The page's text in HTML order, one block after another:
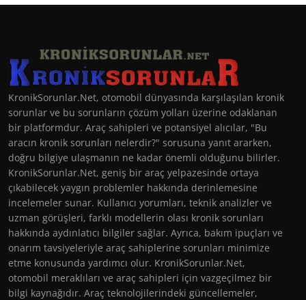
KronikSorunlar.Net, otomobil dünyasında karşılaşılan kronik
sorunlar ve bu sorunların çözüm yolları üzerine odaklanan
bir platformdur. Araç sahipleri ve potansiyel alıcılar, "Bu
aracın kronik sorunları nelerdir?" sorusuna yanıt ararken,
doğru bilgiye ulaşmanın ne kadar önemli olduğunu bilirler.
KronikSorunlar.Net, geniş bir araç yelpazesinde ortaya
çıkabilecek yaygın problemler hakkında derinlemesine
incelemeler sunar. Kullanıcı yorumları, teknik analizler ve
uzman görüşleri, farklı modellerin olası kronik sorunları
hakkında aydınlatıcı bilgiler sağlar. Ayrıca, bakım ipuçları ve
onarım tavsiyeleriyle araç sahiplerine sorunları minimize
etme konusunda yardımcı olur. KronikSorunlar.Net,
otomobil meraklıları ve araç sahipleri için vazgeçilmez bir
bilgi kaynağıdır. Araç teknolojilerindeki güncellemeler,